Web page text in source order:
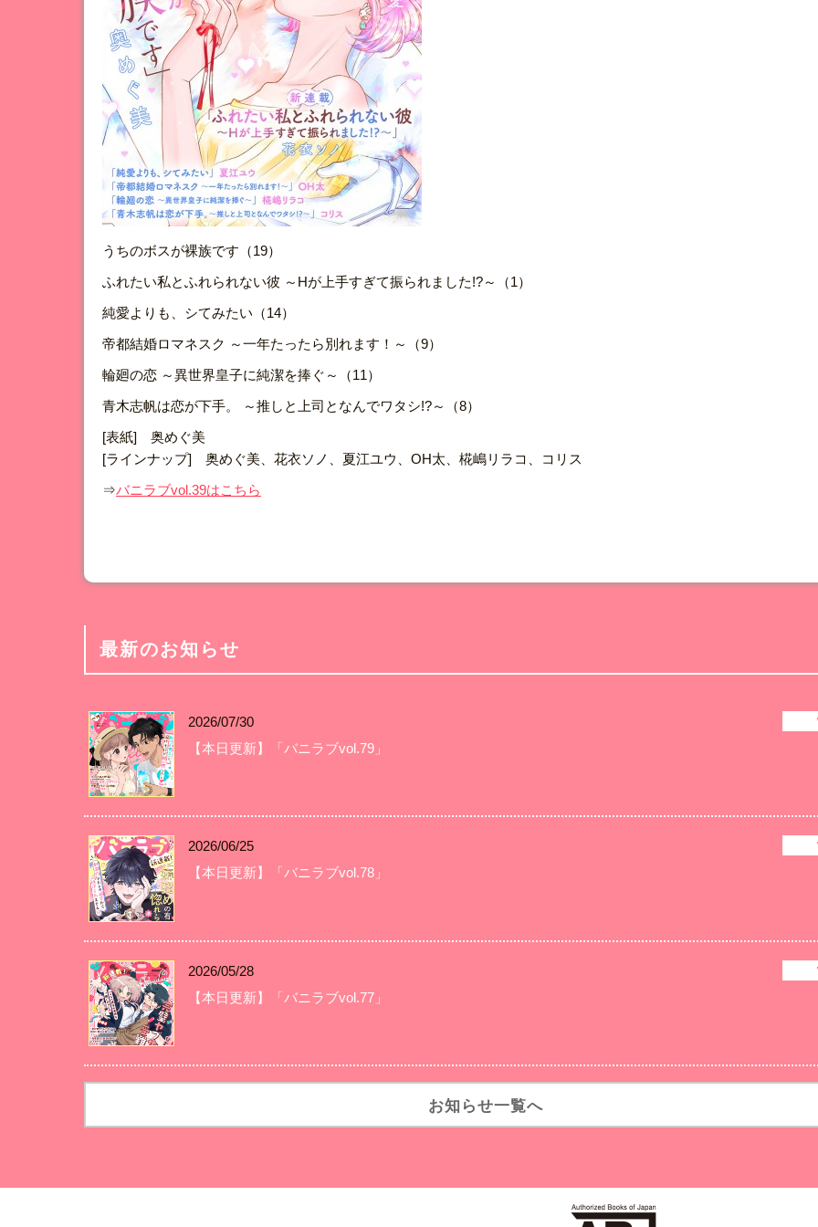
うちのボスが裸族です（19）
ふれたい私とふれられない彼 ～Hが上手すぎて振られました!?～（1）
純愛よりも、シてみたい（14）
帝都結婚ロマネスク ～一年たったら別れます！～（9）
輪廻の恋 ～異世界皇子に純潔を捧ぐ～（11）
青木志帆は恋が下手。 ～推しと上司となんでワタシ!?～（8）
[表紙] 奥めぐ美
[ラインナップ] 奥めぐ美、花衣ソノ、夏江ユウ、OH太、椛嶋リラコ、コリス
⇒バニラブvol.39はこちら
最新のお知らせ
2026/07/30
【本日更新】「バニラブvol.79」
2026/06/25
【本日更新】「バニラブvol.78」
2026/05/28
【本日更新】「バニラブvol.77」
お知らせ一覧へ